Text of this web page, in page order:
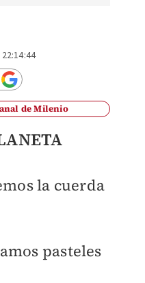
de Milenio
la cuerda
pasteles